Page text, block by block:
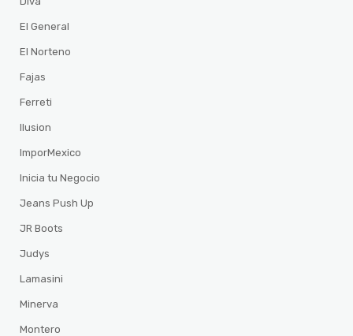
El General
El Norteno
Fajas
Ferreti
Ilusion
ImporMexico
Inicia tu Negocio
Jeans Push Up
JR Boots
Judys
Lamasini
Minerva
Montero